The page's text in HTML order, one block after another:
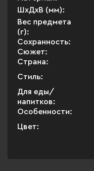
ШхДхВ (мм):
Вес предмета
(г):
Сохранность:
Сюжет:
Страна:
Стиль:
Для еды/
напитков:
Особенности:
Цвет: